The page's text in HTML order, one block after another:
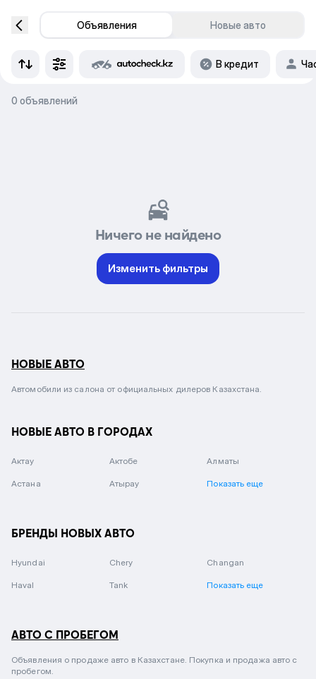
Объявления Новые авто
В кредит
0 объявлений
Ничего не найдено
Изменить фильтры
НОВЫЕ АВТО
Автомобили из салона от официальных дилеров Казахстана.
НОВЫЕ АВТО В ГОРОДАХ
Актау Актобе Алматы
Астана Атырау Показать еще
БРЕНДЫ НОВЫХ АВТО
Hyundai Chery Changan
Haval Tank Показать еще
АВТО С ПРОБЕГОМ
Объявления о продаже авто в Казахстане. Покупка и продажа авто с
пробегом.